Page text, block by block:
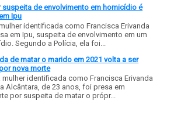
suspeita de envolvimento em homicídio é
Ipu
identificada como Francisca Erivanda
em Ipu, suspeita de envolvimento em um
Segundo a Polícia, ela foi...
de matar o marido em 2021 volta a ser
nova morte
identificada como Francisca Erivanda
Alcântara, de 23 anos, foi presa em
por suspeita de matar o própr...